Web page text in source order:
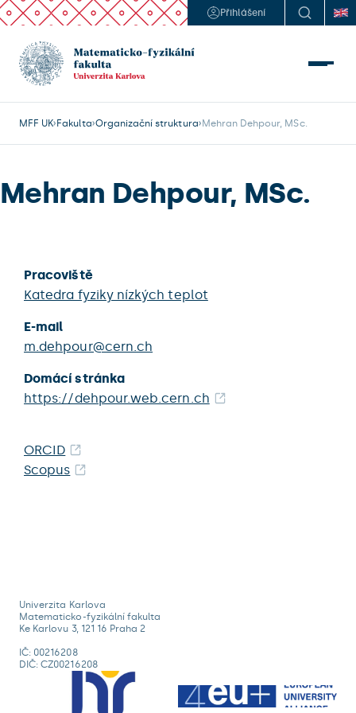
Přihlášení
MFF UK Fakulta Organizační struktura Mehran Dehpour, MSc.
Mehran Dehpour, MSc.
Pracoviště
Katedra fyziky nízkých teplot
E-mail
m.dehpour@cern.ch
Domácí stránka
https://dehpour.web.cern.ch
ORCID
Scopus
Univerzita Karlova
Matematicko-fyzikální fakulta
Ke Karlovu 3, 121 16 Praha 2
IČ: 00216208
DIČ: CZ00216208